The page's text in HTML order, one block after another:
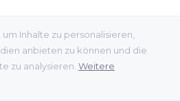
Inhalte zu personalisieren,
anbieten zu können und die
zu analysieren. Weitere